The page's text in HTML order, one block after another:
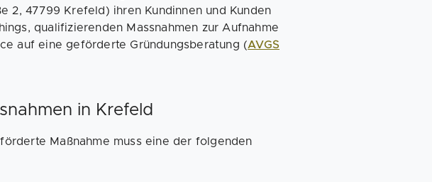
2, 47799 Krefeld) ihren Kundinnen und Kunden
qualifizierenden Massnahmen zur Aufnahme
auf eine geförderte Gründungsberatung (AVGS
in Krefeld
Maßnahme muss eine der folgenden